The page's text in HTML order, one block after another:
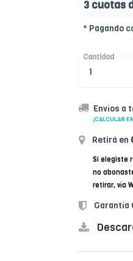
3 cuotas
* Pagando
Cantidad
Envíos a
¡CALCULAR
Retirá en
Si elegiste
no
retirar, vía
Garantía